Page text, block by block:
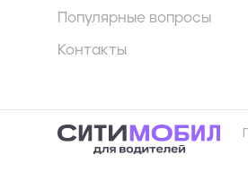
Популярные вопросы
Контакты